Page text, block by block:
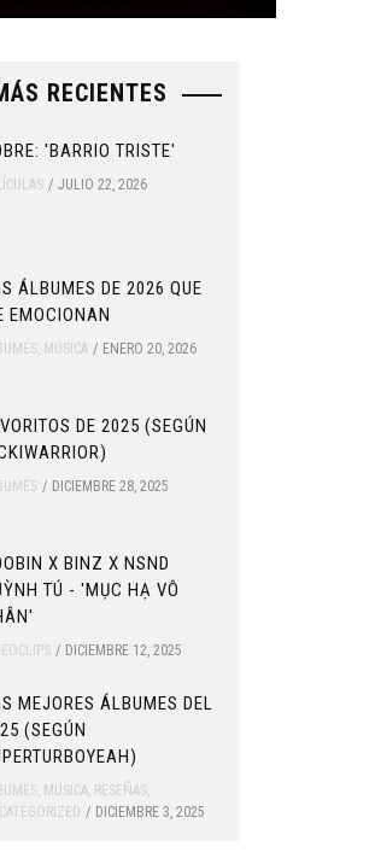
RECIENTES
'BARRIO TRISTE'
JULIO 22, 2026
ÁLBUMES DE 2026 QUE
EMOCIONAN
, MÚSICA ENERO 20, 2026
DE 2025 (SEGÚN
DICIEMBRE 28, 2025
X BINZ X NSND
TÚ - 'MỤC HẠ VÔ
DICIEMBRE 12, 2025
MEJORES ÁLBUMES DEL
(SEGÚN
, MÚSICA, RESEÑAS,
DICIEMBRE 3, 2025